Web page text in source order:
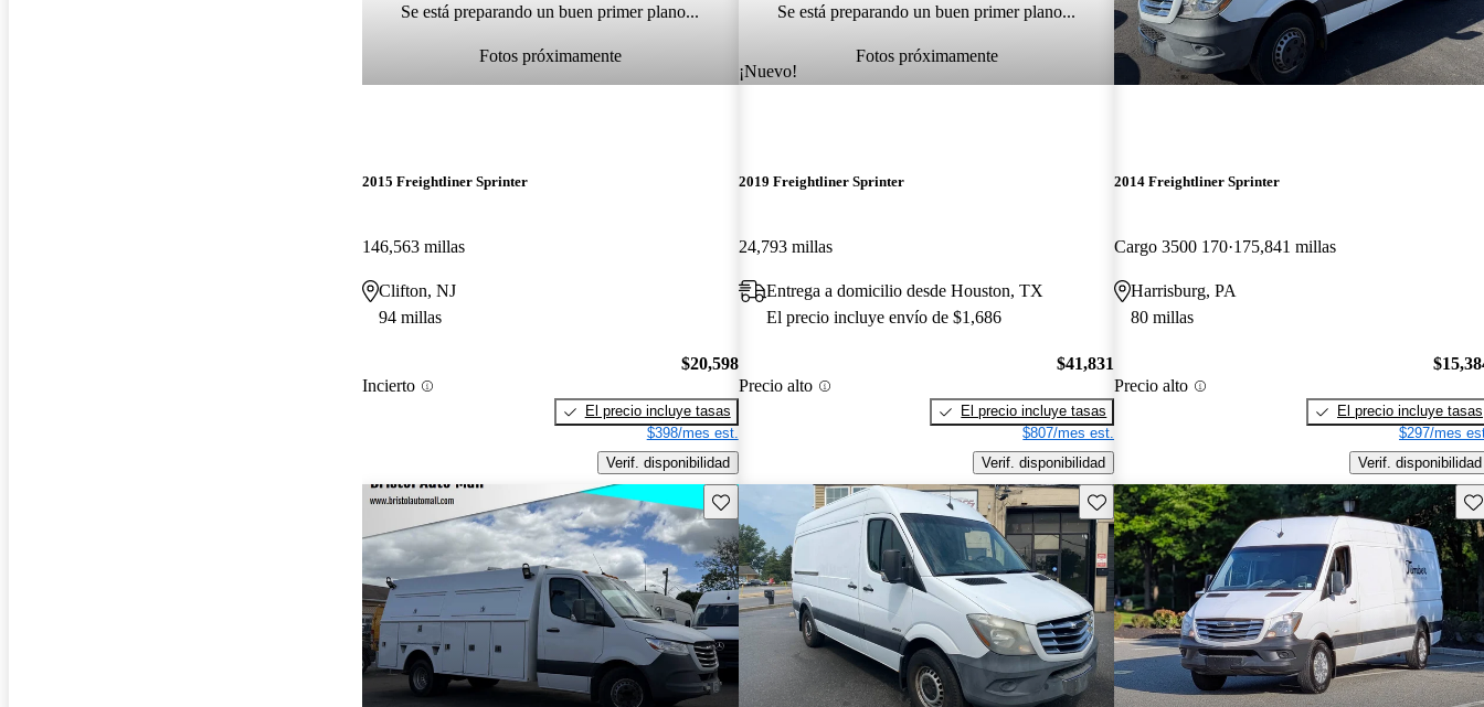
Se está preparando un buen primer plano...
Fotos próximamente
2015 Freightliner Sprinter
146,563 millas
Clifton, NJ
94 millas
Incierto
$20,598
El precio incluye tasas
$398/mes est.
Verif. disponibilidad
Se está preparando un buen primer plano...
Fotos próximamente
¡Nuevo!
2019 Freightliner Sprinter
24,793 millas
Entrega a domicilio desde Houston, TX
El precio incluye envío de $1,686
Precio alto
$41,831
El precio incluye tasas
$807/mes est.
Verif. disponibilidad
2014 Freightliner Sprinter
Cargo 3500 170 175,841 millas
Harrisburg, PA
80 millas
Precio alto
El precio incluye tasas
$297/mes
Verif. disponibilidad
Guarda este Aviso Guarda este Aviso